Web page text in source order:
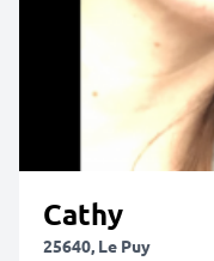
Cathy
25640, Le Puy